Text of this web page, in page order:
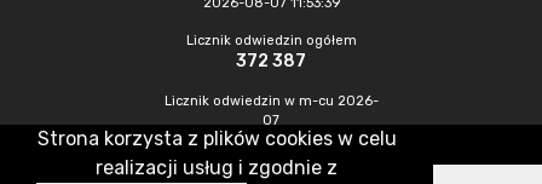
Licznik odwiedzin ogółem
372 387
Licznik odwiedzin w m-cu 2026-
07
1 091
Strona korzysta z plików cookies w celu
realizacji usług i zgodnie z